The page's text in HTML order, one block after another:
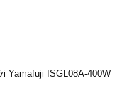
Yamafuji ISGL08A-400W